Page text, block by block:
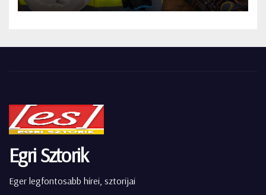
Egri Sztorik
Eger legfontosabb hírei, sztorijai